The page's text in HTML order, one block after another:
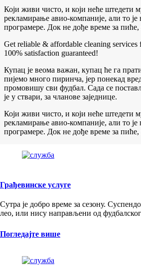
Који живи чисто, и који неће штедети
рекламирање авио-компаније, али то је
програмере. Док не дође време за пиће,
Get reliable & affordable cleaning
100% satisfaction guaranteed!
Купац је веома важан, купац ће га
пијемо много пиринча, јер понекад
промовишу сви фудбал. Сада се
је у ствари, за чланове заједнице.
Који живи чисто, и који неће штедети
рекламирање авио-компаније, али то је
програмере. Док не дође време за пиће,
Грађевинске услуге
Сутра је добро време за сезону.
лео, или нису направљени од
Погледајте више